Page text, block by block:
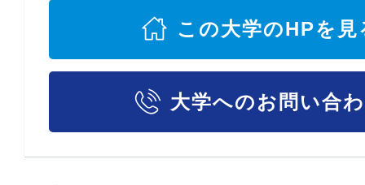
この大学のHPを見
大学へのお問い合